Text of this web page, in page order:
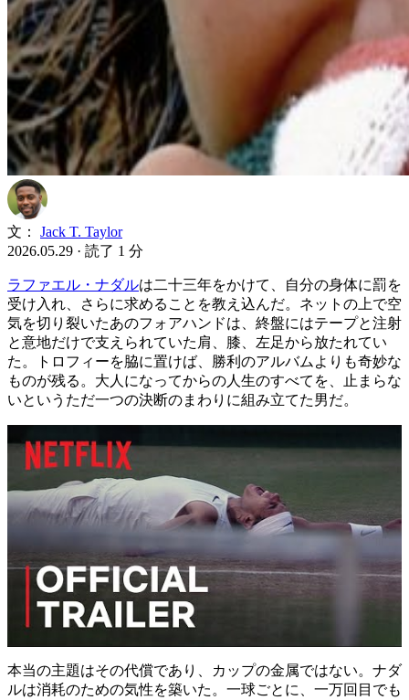
文：
Jack T. Taylor
2026.05.29 · 読了 1 分
ラファエル・ナダルは二十三年をかけて、自分の身体に罰を
受け入れ、さらに求めることを教え込んだ。ネットの上で空
気を切り裂いたあのフォアハンドは、終盤にはテープと注射
と意地だけで支えられていた肩、膝、左足から放たれてい
た。トロフィーを脇に置けば、勝利のアルバムよりも奇妙な
ものが残る。大人になってからの人生のすべてを、止まらな
いというただ一つの決断のまわりに組み立てた男だ。
本当の主題はその代償であり、カップの金属ではない。ナダ
ルは消耗のための気性を築いた。一球ごとに、一万回目でも